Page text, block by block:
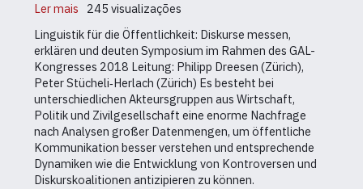
Ler mais sobre
Linguistik
für
die
Öffentlichkeit.
Diskurse
messen,
erklären
und
deuten
245 visualizações
Linguistik für die Öffentlichkeit: Diskurse messen,
erklären und deuten Symposium im Rahmen des GAL-
Kongresses 2018 Leitung: Philipp Dreesen (Zürich),
Peter Stücheli‐Herlach (Zürich) Es besteht bei
unterschiedlichen Akteursgruppen aus Wirtschaft,
Politik und Zivilgesellschaft eine enorme Nachfrage
nach Analysen großer Datenmengen, um öffentliche
Kommunikation besser verstehen und entsprechende
Dynamiken wie die Entwicklung von Kontroversen und
Diskurskoalitionen antizipieren zu können.